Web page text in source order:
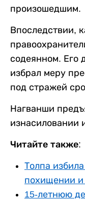
произошедшим.
Впоследствии,
содеянном. Его
избрал меру
под стражей
Нагванши
изнасиловании
Читайте также:
Толпа
похищении
15-летнюю